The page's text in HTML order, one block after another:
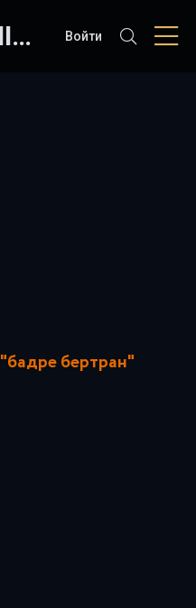
SLUSHAT-KNIGI.COM Войти
"бадре бертран"